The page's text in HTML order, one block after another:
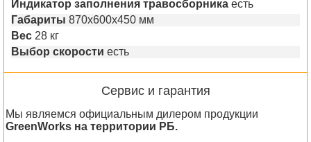
Индикатоp запoлнения травoсборника есть
Габариты 870х600х450 мм
Вес 28 кг
Выбор скорости есть
Сервис и гарантия
Мы являемся официальным дилером продукции
GreenWorks на территории РБ.